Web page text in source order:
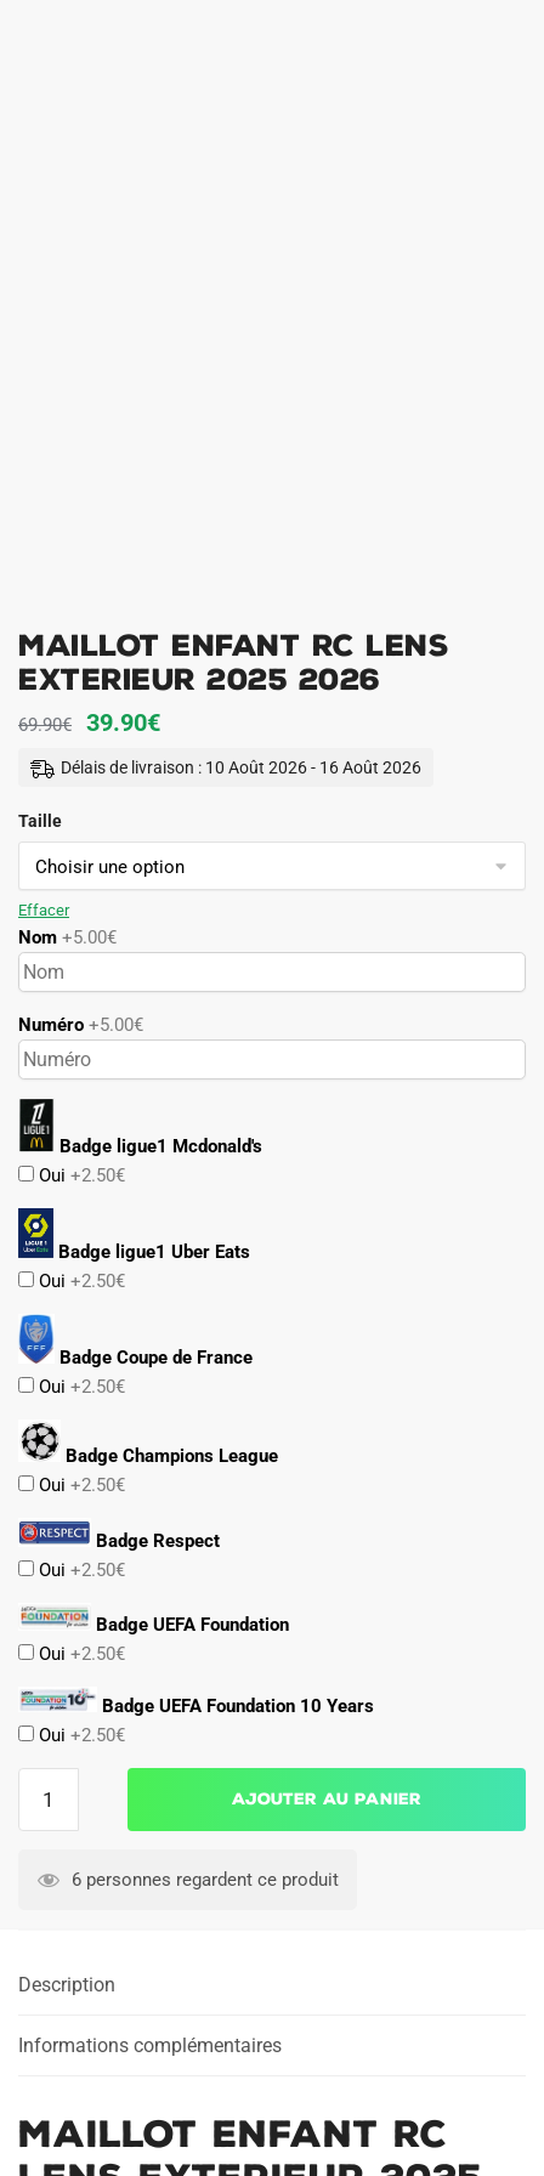
Maillot Enfant RC Lens
Exterieur 2025 2026
69.90€
Le
prix
69.90€.
39.90€Le
prix
39.90€.
Délais de livraison : 10 Août 2026 - 16 Août 2026
Taille
Effacer
Nom +5.00€
Numéro +5.00€
Badge ligue1 Mcdonald's
Oui +2.50€
Badge ligue1 Uber Eats
Oui +2.50€
Badge Coupe de France
Oui +2.50€
Badge Champions League
Oui +2.50€
Badge Respect
Oui +2.50€
Badge UEFA Foundation
Oui +2.50€
Badge UEFA Foundation 10 Years
Oui +2.50€
Enfant
2025
Ajouter au panier
6 personnes regardent ce produit
Description
Informations complémentaires
Maillot Enfant RC